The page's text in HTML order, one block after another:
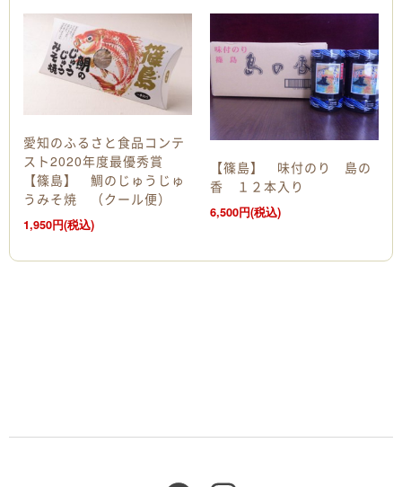
愛知のふるさと食品コンテ
スト2020年度最優秀賞
【篠島】 鯛のじゅうじゅ
うみそ焼 （クール便）
1,950円(税込)
【篠島】 味付のり 島の
香 １２本入り
6,500円(税込)